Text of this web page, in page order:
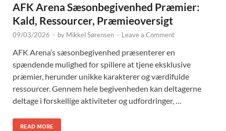
AFK Arena Sæsonbegivenhed Præmier:
Kald, Ressourcer, Præmieoversigt
09/03/2026 - by Mikkel Sørensen - Leave a Comment
AFK Arena’s sæsonbegivenhed præsenterer en
spændende mulighed for spillere at tjene eksklusive
præmier, herunder unikke karakterer og værdifulde
ressourcer. Gennem hele begivenheden kan deltagerne
deltage i forskellige aktiviteter og udfordringer, …
READ MORE